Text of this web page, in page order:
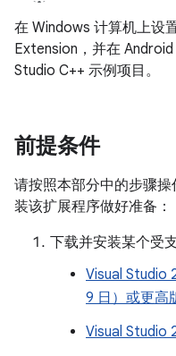
在 Windows 计算机上设
Extension，并在
Studio C++ 示例项目。
前提条件
请按照本部分中的步骤
装该扩展程序做好准备：
下载并安装某个受
Visual Studio
9 日）或更高
Visual Studio